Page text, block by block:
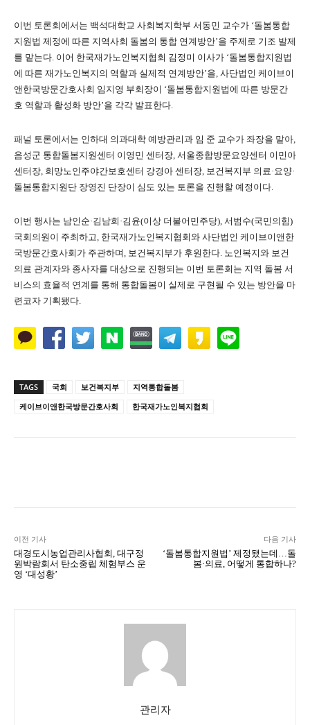
이번 토론회에서는 백석대학교 사회복지학부 서동민 교수가 ‘돌봄통합
지원법 제정에 따른 지역사회 돌봄의 통합 연계방안’을 주제로 기조 발제
를 맡는다. 이어 한국재가노인복지협회 김정미 이사가 ‘돌봄통합지원법
에 따른 재가노인복지의 역할과 실제적 연계방안’을, 사단법인 케이브이
앤한국방문간호사회 임지영 부회장이 ‘돌봄통합지원법에 따른 방문간
호 역할과 활성화 방안’을 각각 발표한다.
패널 토론에서는 인하대 의과대학 예방관리과 임 준 교수가 좌장을 맡아,
음성군 통합돌봄지원센터 이영민 센터장, 서울종합방문요양센터 이민아
센터장, 희망노인주야간보호센터 강경아 센터장, 보건복지부 의료·요양·
돌봄통합지원단 장영진 단장이 심도 있는 토론을 진행할 예정이다.
이번 행사는 남인순·김남희·김윤(이상 더불어민주당), 서범수(국민의힘)
국회의원이 주최하고, 한국재가노인복지협회와 사단법인 케이브이앤한
국방문간호사회가 주관하며, 보건복지부가 후원한다. 노인복지와 보건
의료 관계자와 종사자를 대상으로 진행되는 이번 토론회는 지역 돌봄 서
비스의 효율적 연계를 통해 통합돌봄이 실제로 구현될 수 있는 방안을 마
련코자 기획됐다.
TAGS 국회 보건복지부
지역통합돌봄
케이브이앤한국방문간호사회
한국재가노인복지협회
이전 기사
대경도시농업관리사협회, 대구정
원박람회서 탄소중립 체험부스 운
영 ‘대성황’
다음 기사
‘돌봄통합지원법’ 제정됐는데…돌
봄·의료, 어떻게 통합하나?
관리자